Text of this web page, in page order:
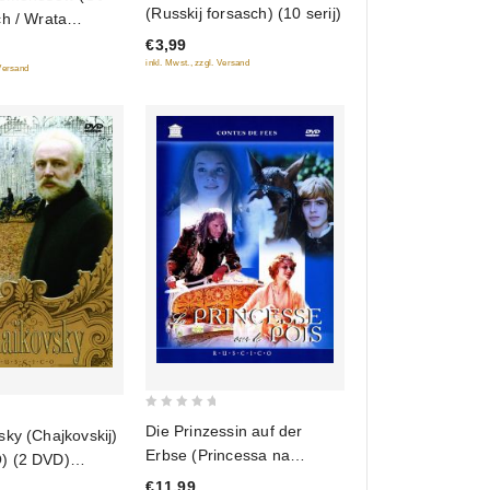
/ Wrata
/ Wo slawu
(3 filma, 9
of
5
(Russkij forsasch) (10 serij)
€3,99
inkl. Mwst., zzgl. Versand
(Chajkovskij)
(2 DVD)
of
5
Die Prinzessin auf der
Erbse (Princessa na
goroshine) (RUSCICO)